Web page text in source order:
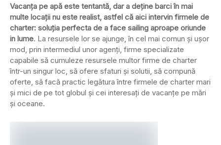
Vacanța pe apă este tentantă, dar a deține barci în mai
multe locații nu este realist, astfel că aici intervin firmele de
charter: soluția perfecta de a face sailing aproape oriunde
in lume. La resursele lor se ajunge, în cel mai comun și ușor
mod, prin intermediul unor agenți, firme specializate
capabile să cumuleze resursele multor firme de charter
într-un singur loc, să ofere sfaturi și solutii, să compună
oferte, să facă practic legătura între firmele de charter mari
și mici de pe tot globul și cei interesați de vacanțe pe mări
și oceane.